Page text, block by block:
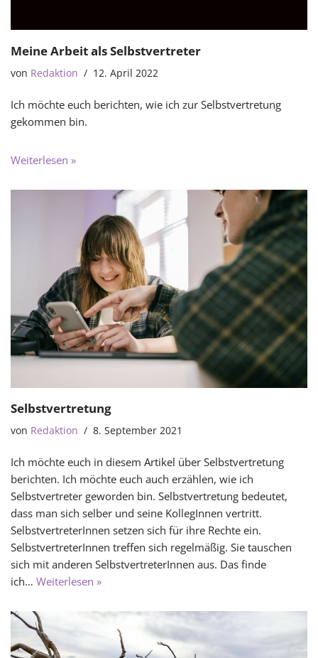
Meine Arbeit als Selbstvertreter
von Redaktion 12. April 2022
Ich möchte euch berichten, wie ich zur Selbstvertretung
gekommen bin.
Weiterlesen »
Selbstvertretung
von Redaktion 8. September 2021
Ich möchte euch in diesem Artikel über Selbstvertretung
berichten. Ich möchte euch auch erzählen, wie ich
Selbstvertreter geworden bin. Selbstvertretung bedeutet,
dass man sich selber und seine KollegInnen vertritt.
SelbstvertreterInnen setzen sich für ihre Rechte ein.
SelbstvertreterInnen treffen sich regelmäßig. Sie tauschen
sich mit anderen SelbstvertreterInnen aus. Das finde
ich… Weiterlesen »